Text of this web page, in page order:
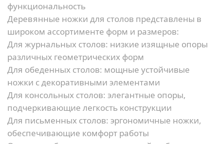
функциональность
Деревянные ножки для столов представлены в
широком ассортименте форм и размеров:
Для журнальных столов: низкие изящные опоры
различных геометрических форм
Для обеденных столов: мощные устойчивые
ножки с декоративными элементами
Для консольных столов: элегантные опоры,
подчеркивающие легкость конструкции
Для письменных столов: эргономичные ножки,
обеспечивающие комфорт работы